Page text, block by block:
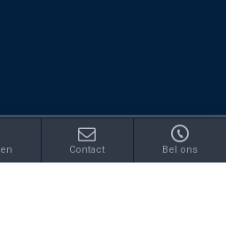
Ontwikkeld door OnlineBouwers
Contact Bel ons